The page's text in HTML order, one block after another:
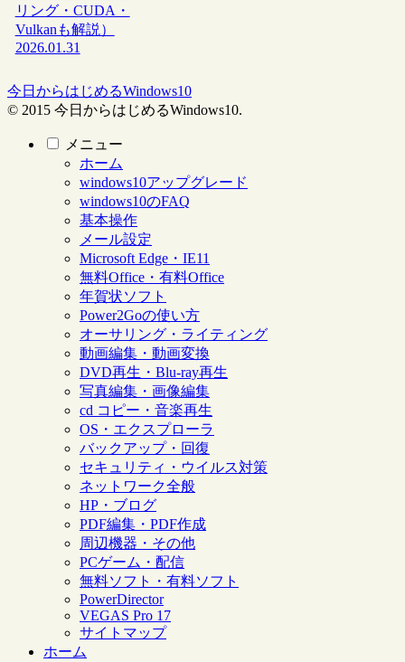
リング・CUDA・
Vulkanも解説）
2026.01.31
今日からはじめるWindows10
© 2015 今日からはじめるWindows10.
メニュー
ホーム
windows10アップグレード
windows10のFAQ
基本操作
メール設定
Microsoft Edge・IE11
無料Office・有料Office
年賀状ソフト
Power2Goの使い方
オーサリング・ライティング
動画編集・動画変換
DVD再生・Blu-ray再生
写真編集・画像編集
cd コピー・音楽再生
OS・エクスプローラ
バックアップ・回復
セキュリティ・ウイルス対策
ネットワーク全般
HP・ブログ
PDF編集・PDF作成
周辺機器・その他
PCゲーム・配信
無料ソフト・有料ソフト
PowerDirector
VEGAS Pro 17
サイトマップ
ホーム